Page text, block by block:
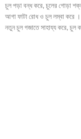
চুল পড়া বন্ধ করে, চুলের গোড়া
আগা ফাটা রোধ ও চুল লম্বা করে ।
নতুন চুল গজাতে সাহায্য করে, চুল